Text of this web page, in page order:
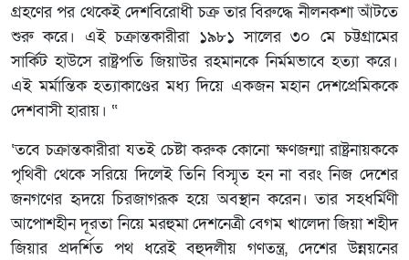
গ্রহণের পর থেকেই দেশবিরোধী চক্র তার বিরুদ্ধে নীলনকশা আঁটতে
শুরু করে। এই চক্রান্তকারীরা ১৯৮১ সালের ৩০ মে চট্টগ্রামের
সার্কিট হাউসে রাষ্ট্রপতি জিয়াউর রহমানকে নির্মমভাবে হত্যা করে।
এই মর্মান্তিক হত্যাকাণ্ডের মধ্য দিয়ে একজন মহান দেশপ্রেমিককে
দেশবাসী হারায়। “
‘তবে চক্রান্তকারীরা যতই চেষ্টা করুক কোনো ক্ষণজন্মা রাষ্ট্রনায়ককে
পৃথিবী থেকে সরিয়ে দিলেই তিনি বিস্মৃত হন না বরং নিজ দেশের
জনগণের হৃদয়ে চিরজাগরূক হয়ে অবস্থান করেন। তার সহধর্মিণী
আপোশহীন দূরতা নিয়ে মরহুমা দেশনেত্রী বেগম খালেদা জিয়া শহীদ
জিয়ার প্রদর্শিত পথ ধরেই বহুদলীয় গণতন্ত্র, দেশের উন্নয়নের